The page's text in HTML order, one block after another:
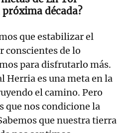
década?
que estabilizar el
conscientes de lo
para disfrutarlo más.
Herria es una meta en la
el camino. Pero
que nos condicione la
que nuestra tierra